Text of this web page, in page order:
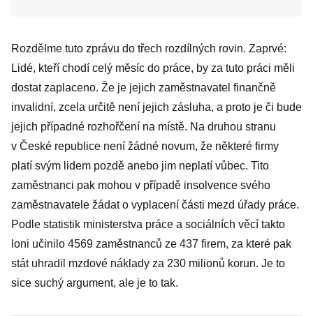
Rozdělme tuto zprávu do třech rozdílných rovin. Zaprvé:
Lidé, kteří chodí celý měsíc do práce, by za tuto práci měli
dostat zaplaceno. Že je jejich zaměstnavatel finančně
invalidní, zcela určitě není jejich zásluha, a proto je či bude
jejich případné rozhořčení na místě. Na druhou stranu
v České republice není žádné novum, že některé firmy
platí svým lidem pozdě anebo jim neplatí vůbec. Tito
zaměstnanci pak mohou v případě insolvence svého
zaměstnavatele žádat o vyplacení části mezd úřady práce.
Podle statistik ministerstva práce a sociálních věcí takto
loni učinilo 4569 zaměstnanců ze 437 firem, za které pak
stát uhradil mzdové náklady za 230 milionů korun. Je to
sice suchý argument, ale je to tak.